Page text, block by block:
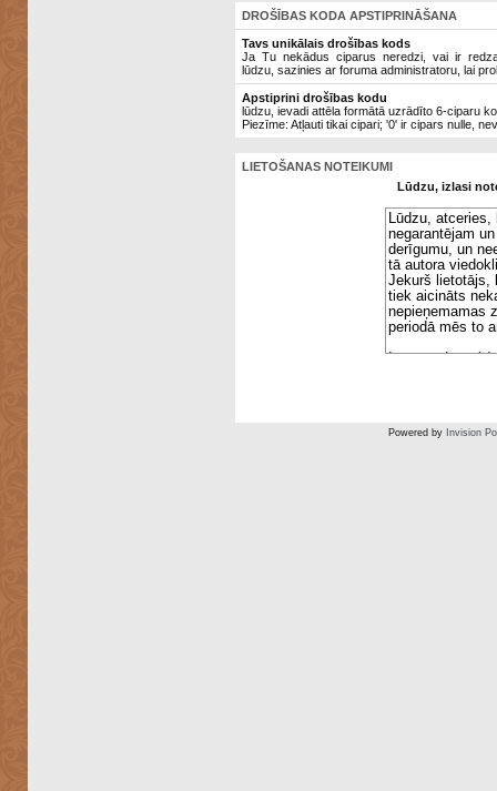
DROŠĪBAS KODA APSTIPRINĀŠANA
Tavs unikālais drošības kods
Ja Tu nekādus ciparus neredzi, vai ir
lūdzu, sazinies ar foruma administratoru, lai
Apstiprini drošības kodu
lūdzu, ievadi attēla formātā uzrādīto 6-ciparu
Piezīme: Atļauti tikai cipari; '0' ir cipars nulle,
LIETOŠANAS NOTEIKUMI
Lūdzu, izlasi
Powered by Invision